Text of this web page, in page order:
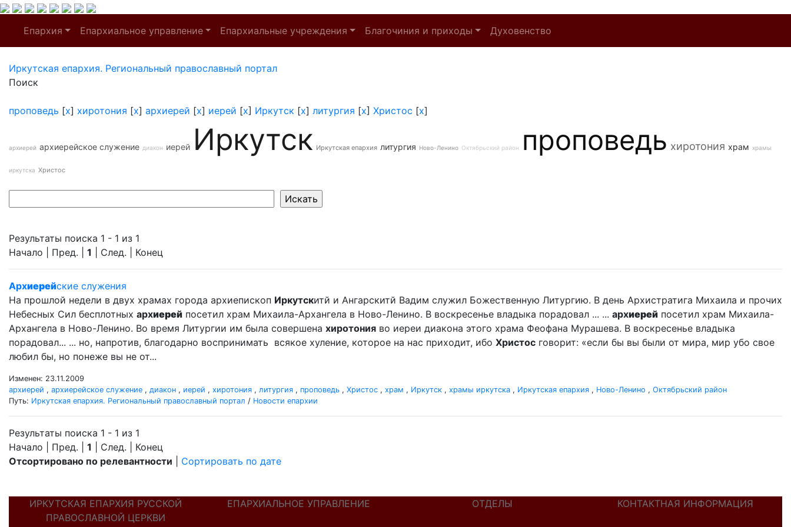
Епархия Епархиальное управление Епархиальные учреждения Благочиния и приходы Духовенство
Иркутская епархия. Региональный православный портал
Поиск
проповедь [x] хиротония [x] архиерей [x] иерей [x] Иркутск [x] литургия [x] Христос [x]
архиерей архиерейское служение диакон иерей Иркутск Иркутская епархия литургия Ново-Ленино Октябрьский район проповедь хиротония храм храмы
иркутска Христос
Результаты поиска 1 - 1 из 1
Начало | Пред. | 1 | След. | Конец
Архиерейские служения
На прошлой недели в двух храмах города архиепископ Иркутскитй и Ангарскитй Вадим служил Божественную Литургию. В день Архистратига Михаила и прочих
Небесных Сил бесплотных архиерей посетил храм Михаила-Архангела в Ново-Ленино. В воскресенье владыка порадовал ... ... архиерей посетил храм Михаила-
Архангела в Ново-Ленино. Во время Литургии им была совершена хиротония во иереи диакона этого храма Феофана Мурашева. В воскресенье владыка
порадовал... ... но, напротив, благодарно воспринимать всякое хуление, которое на нас приходит, ибо Христос говорит: «если бы вы были от мира, мир убо свое
любил бы, но понеже вы не от...
Изменен: 23.11.2009
архиерей , архиерейское служение , диакон , иерей , хиротония , литургия , проповедь , Христос , храм , Иркутск , храмы иркутска , Иркутская епархия , Ново-Ленино , Октябрьский район
Путь: Иркутская епархия. Региональный православный портал / Новости епархии
Результаты поиска 1 - 1 из 1
Начало | Пред. | 1 | След. | Конец
Отсортировано по релевантности
Сортировать по дате
ИРКУТСКАЯ ЕПАРХИЯ РУССКОЙ
ПРАВОСЛАВНОЙ ЦЕРКВИ
ЕПАРХИАЛЬНОЕ УПРАВЛЕНИЕ ОТДЕЛЫ КОНТАКТНАЯ ИНФОРМАЦИЯ